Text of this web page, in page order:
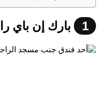
1 بارك إن باي